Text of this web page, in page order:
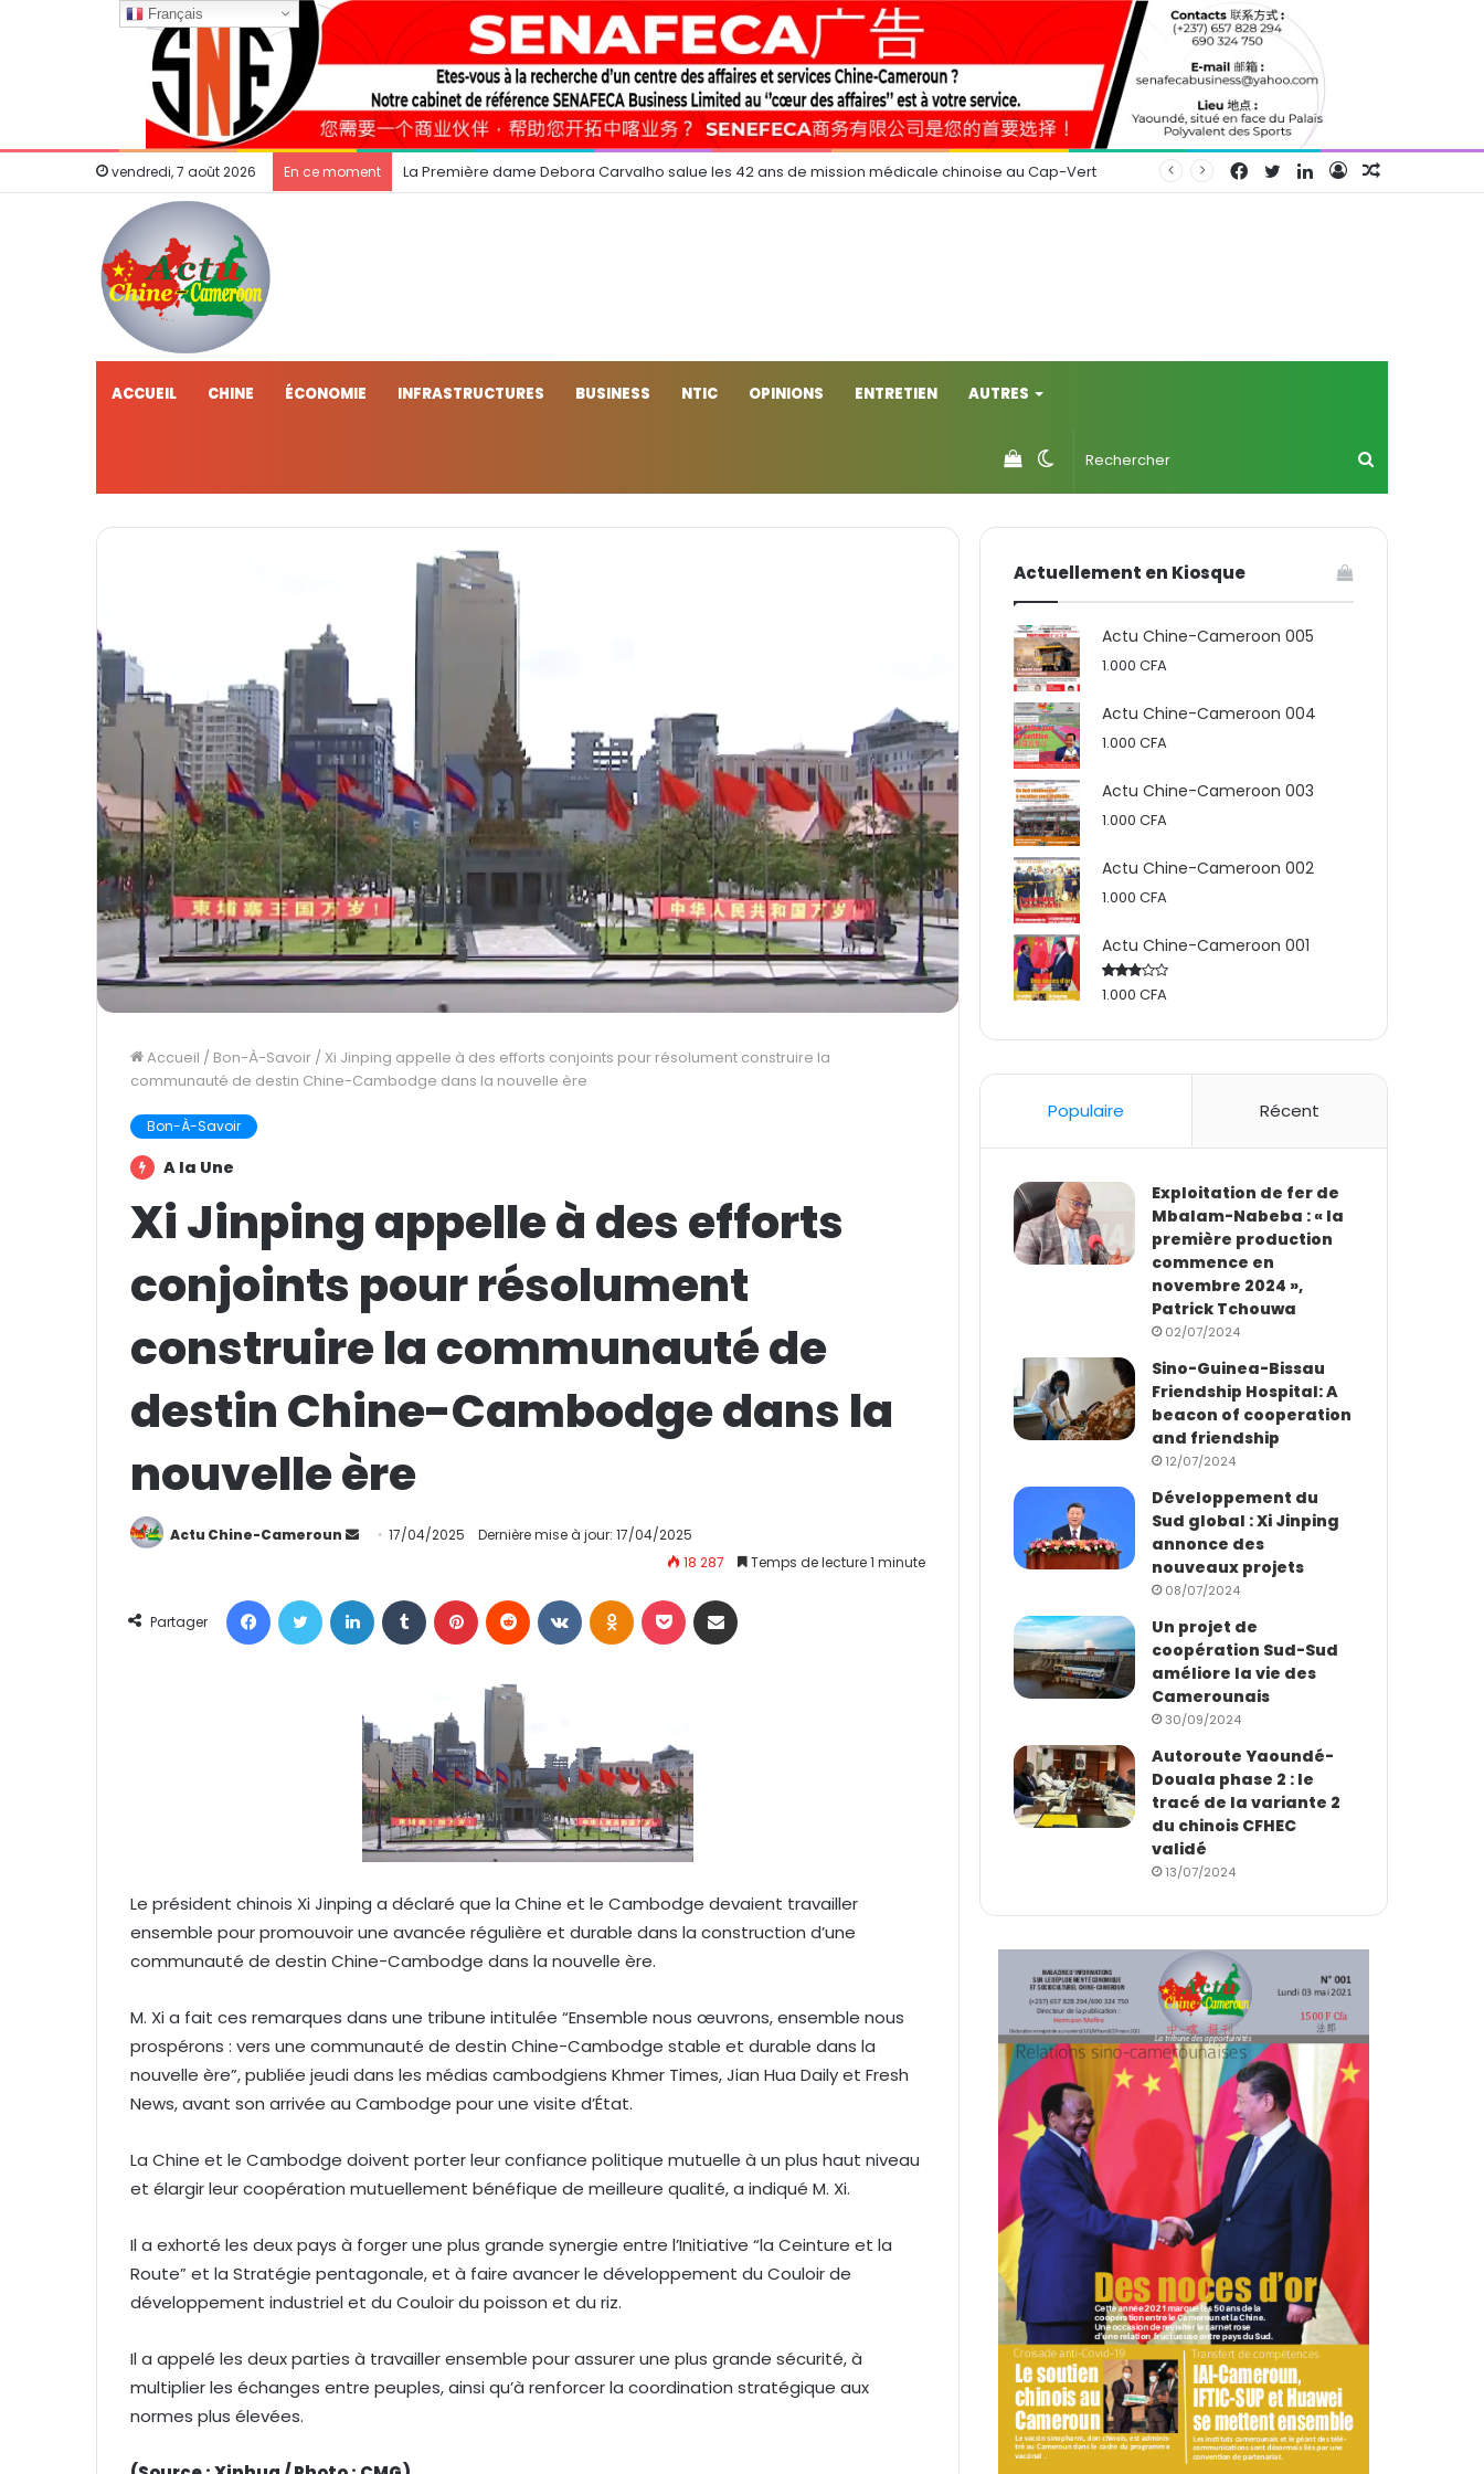
vendredi, 7 août 2026 En ce moment La Première dame Debora Carvalho salue les 42 ans de mission médicale chinoise au Cap-Vert Connexion
Linkedin
Twitter
Facebook
ACCUEIL CHINE ÉCONOMIE INFRASTRUCTURES BUSINESS NTIC OPINIONS ENTRETIEN AUTRES
Switch
skin
Voir
votre
Accueil / Bon-À-Savoir / Xi Jinping appelle à des efforts conjoints pour résolument construire la
communauté de destin Chine-Cambodge dans la nouvelle ère
Bon-À-Savoir
A la Une
Xi Jinping appelle à des efforts
conjoints pour résolument
construire la communauté de
destin Chine-Cambodge dans la
nouvelle ère
Actu Chine-Cameroun
y
u
n
c
o
u
r
i
e
l
17/04/2025
Dernière mise à jour: 17/04/2025
18 287
Temps de lecture 1 minute
Partager
Le président chinois Xi Jinping a déclaré que la Chine et le Cambodge devaient travailler
ensemble pour promouvoir une avancée régulière et durable dans la construction d’une
communauté de destin Chine-Cambodge dans la nouvelle ère.
M. Xi a fait ces remarques dans une tribune intitulée “Ensemble nous œuvrons, ensemble nous
prospérons : vers une communauté de destin Chine-Cambodge stable et durable dans la
nouvelle ère”, publiée jeudi dans les médias cambodgiens Khmer Times, Jian Hua Daily et Fresh
News, avant son arrivée au Cambodge pour une visite d’État.
La Chine et le Cambodge doivent porter leur confiance politique mutuelle à un plus haut niveau
et élargir leur coopération mutuellement bénéfique de meilleure qualité, a indiqué M. Xi.
Il a exhorté les deux pays à forger une plus grande synergie entre l’Initiative “la Ceinture et la
Route” et la Stratégie pentagonale, et à faire avancer le développement du Couloir de
développement industriel et du Couloir du poisson et du riz.
Il a appelé les deux parties à travailler ensemble pour assurer une plus grande sécurité, à
multiplier les échanges entre peuples, ainsi qu’à renforcer la coordination stratégique aux
normes plus élevées.
Actuellement en Kiosque
Actu Chine-Cameroon 005
1.000CFA
Actu Chine-Cameroon 004
1.000CFA
Actu Chine-Cameroon 003
1.000CFA
Actu Chine-Cameroon 002
1.000CFA
Actu Chine-Cameroon 001
Rated
1.000CFA
Populaire Récent
Exploitation de fer de
Mbalam-Nabeba : « la
première production
commence en
novembre 2024 »,
Patrick Tchouwa
02/07/2024
Sino-Guinea-Bissau
Friendship Hospital: A
beacon of cooperation
and friendship
12/07/2024
Développement du
Sud global : Xi Jinping
annonce des
nouveaux projets
08/07/2024
Un projet de
coopération Sud-Sud
améliore la vie des
Camerounais
30/09/2024
Autoroute Yaoundé-
Douala phase 2 : le
tracé de la variante 2
du chinois CFHEC
validé
13/07/2024
Français